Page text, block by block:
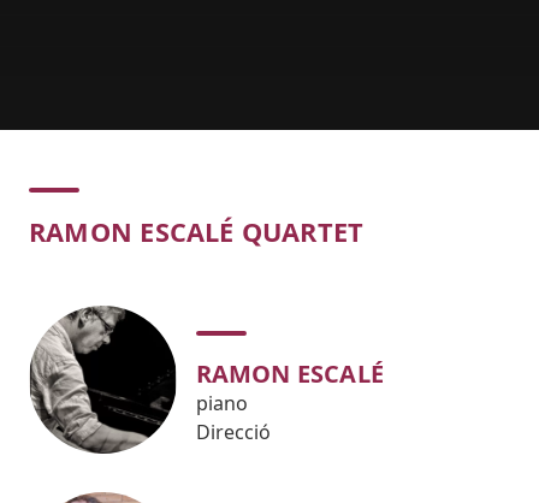
Concert
RAMON ESCALÉ QUARTET
RAMON ESCALÉ
piano
Direcció